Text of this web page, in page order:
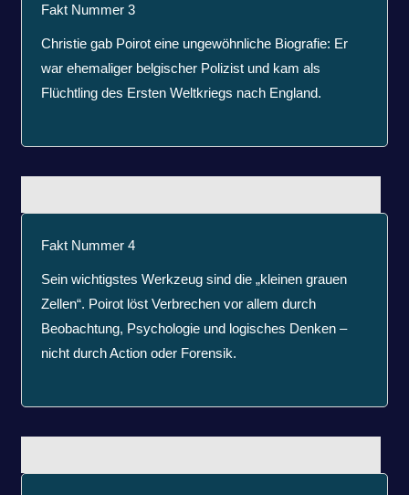
Fakt Nummer 3
Christie gab Poirot eine ungewöhnliche Biografie: Er
war ehemaliger belgischer Polizist und kam als
Flüchtling des Ersten Weltkriegs nach England.
Fakt Nummer 4
Sein wichtigstes Werkzeug sind die „kleinen grauen
Zellen“. Poirot löst Verbrechen vor allem durch
Beobachtung, Psychologie und logisches Denken –
nicht durch Action oder Forensik.